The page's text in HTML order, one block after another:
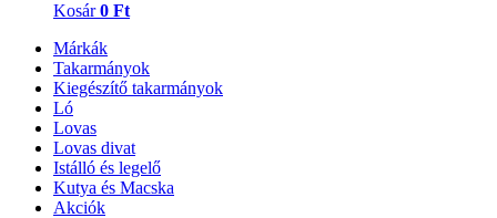
Kosár 0 Ft
Márkák
Takarmányok
Kiegészítő takarmányok
Ló
Lovas
Lovas divat
Istálló és legelő
Kutya és Macska
Akciók